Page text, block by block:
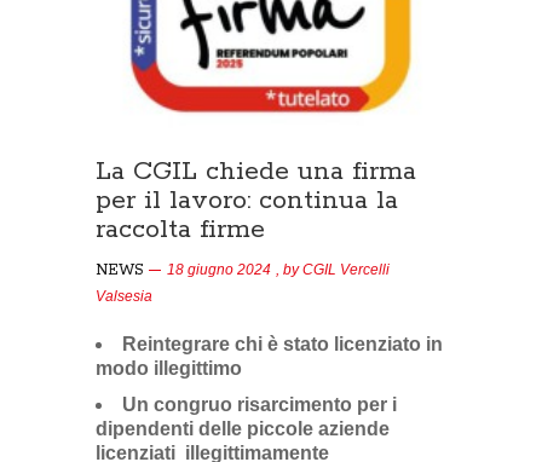
La CGIL chiede una firma
per il lavoro: continua la
raccolta firme
NEWS 18 giugno 2024 , byCGIL Vercelli
Valsesia
Reintegrare chi è stato licenziato in
modo illegittimo
Un congruo risarcimento per i
dipendenti delle piccole aziende
licenziati illegittimamente